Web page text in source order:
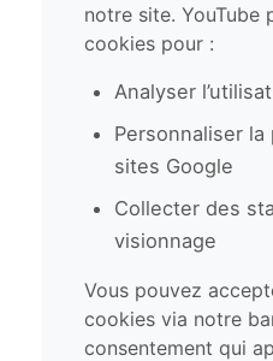
notre site. YouTube
cookies pour :
Analyser
Personnaliser la
sites Google
Collecter des
visionnage
Vous pouvez
cookies via notre
consentement qui